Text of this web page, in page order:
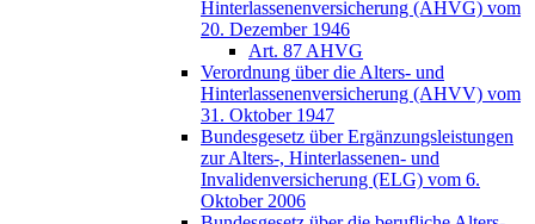
Hinterlassenenversicherung (AHVG) vom
20. Dezember 1946
Art. 87 AHVG
Verordnung über die Alters- und
Hinterlassenenversicherung (AHVV) vom
31. Oktober 1947
Bundesgesetz über Ergänzungsleistungen
zur Alters-, Hinterlassenen- und
Invalidenversicherung (ELG) vom 6.
Oktober 2006